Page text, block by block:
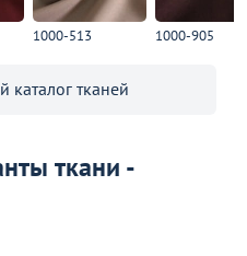
1000-513 1000-905
каталог тканей
ткани -